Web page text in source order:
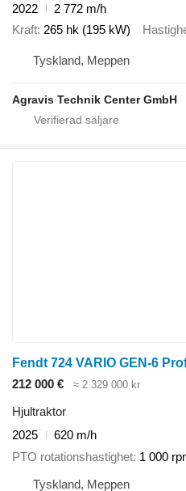
2022
2 772 m/h
Kraft 265 hk (195 kW)
Tyskland, Meppen
Agravis Technik Center GmbH
Fendt 724 VARIO GEN-6
212 000 €
≈ 2 329 000 kr
Hjultraktor
2025
620 m/h
PTO rotationshastighet 1 000
Tyskland, Meppen